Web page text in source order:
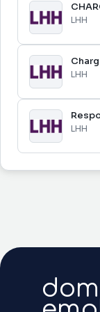
LHH
LHH
LHH
dom